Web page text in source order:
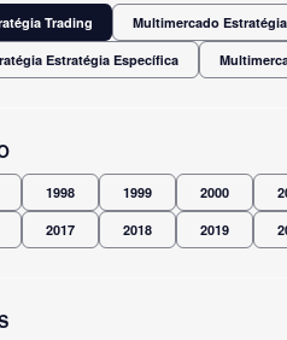
Trading Multimercado
Estratégia Específica
1998 1999 2000
2017 2018 2019